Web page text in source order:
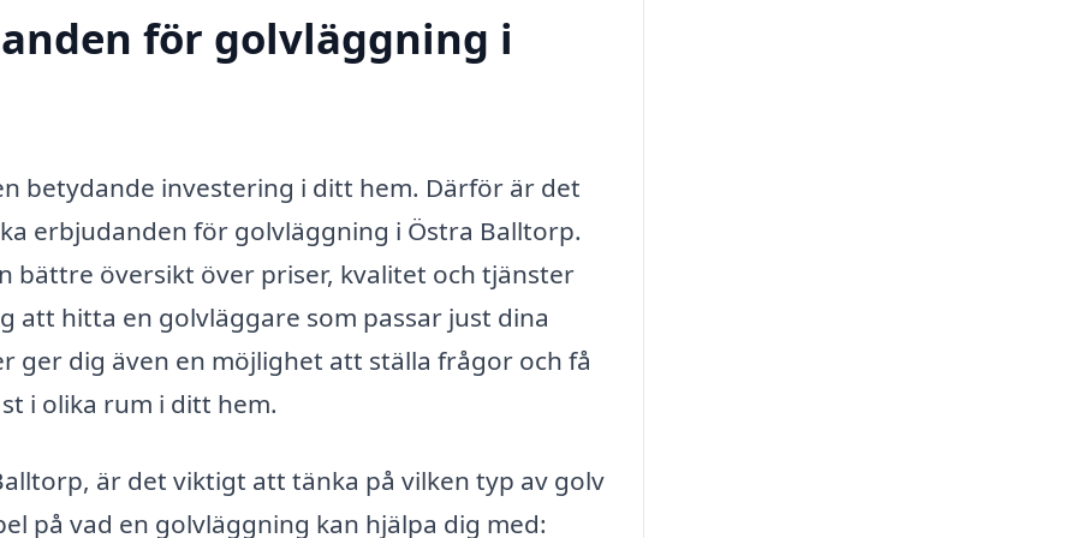
för golvläggning i
betydande investering i ditt hem. Därför är det
erbjudanden för golvläggning i Östra Balltorp.
bättre översikt över priser, kvalitet och tjänster
att hitta en golvläggare som passar just dina
dig även en möjlighet att ställa frågor och få
i olika rum i ditt hem.
är det viktigt att tänka på vilken typ av golv
på vad en golvläggning kan hjälpa dig med: